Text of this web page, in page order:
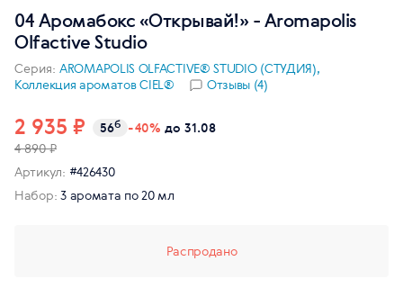
04 Аромабокс «Открывай!» - Aromapolis
Olfactive Studio
Серия: AROMAPOLIS OLFACTIVE® STUDIO (СТУДИЯ),
Коллекция ароматов CIEL®
Отзывы (4)
2 935 ₽
4 890 ₽
56б -40% до 31.08
Распродано
Артикул: #426430
Набор: 3 аромата по 20 мл